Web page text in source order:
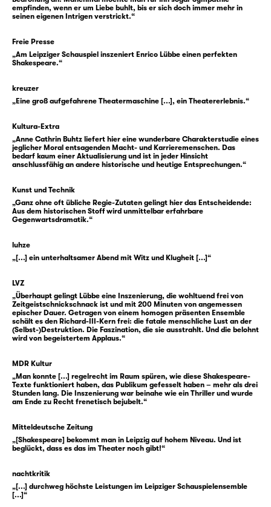
hört er schon sein Leben lang, angefangen
bei seiner eigenen Mutter. Also bleibt er im
aufzuführen: Gesellschaft als Schlacht,
Leben als Nahkampf — mit den Waffen des
Und niemand ahnt, wie gut er genau damit in
schließlich König Richard III. Gloster ist dabei
klug, er ist schnell, er ist brutal — und allein
ist er dabei nie. Denn er weiß sich immer
nur die Figuren im Stück, sondern auch uns,
das Publikum.
der Aufstieg gelingt, desto stärker wird er
konfrontiert mit einer Reihe starker
Frauenfiguren wie Lady Anne, Königin
Elisabeth, Königin Margaret oder seiner
Mutter, der Herzogin von York.
Ob Witwe oder Mutter, Ehefrau oder
zugleich —, haben sie alte und neue
Herrschaft überlebt, können erzählen vom
Verlust und vom Danach. Sie sind es, die sich
ihm in den Weg stellen. Und sie begleiten
Glosters Fall.
Nur zwei Jahre regierte Richard III., mit
dessen Tod auch die „Rosenkriege“ endeten.
William Shakespeares „Richard III“ formt vor
diesem Hintergrund ein gewaltiges Stück
empfinden, wenn er um Liebe buhlt, bis er sich doch immer mehr in
seinen eigenen Intrigen verstrickt.“
Freie Presse
„Am Leipziger Schauspiel inszeniert Enrico Lübbe einen perfekten
Shakespeare.“
kreuzer
„Eine groß aufgefahrene Theatermaschine [...], ein Theatererlebnis.“
Kultura-Extra
„Anne Cathrin Buhtz liefert hier eine wunderbare Charakterstudie eines
jeglicher Moral entsagenden Macht- und Karrieremenschen. Das
bedarf kaum einer Aktualisierung und ist in jeder Hinsicht
anschlussfähig an andere historische und heutige Entsprechungen.“
Kunst und Technik
„Ganz ohne oft übliche Regie-Zutaten gelingt hier das Entscheidende:
Aus dem historischen Stoff wird unmittelbar erfahrbare
Gegenwartsdramatik.“
luhze
„[...] ein unterhaltsamer Abend mit Witz und Klugheit [...]“
LVZ
„Überhaupt gelingt Lübbe eine Inszenierung, die wohltuend frei von
Zeitgeistschnickschnack ist und mit 200 Minuten von angemessen
epischer Dauer. Getragen von einem homogen präsenten Ensemble
schält es den Richard-III-Kern frei: die fatale menschliche Lust an der
(Selbst-)Destruktion. Die Faszination, die sie ausstrahlt. Und die belohnt
wird von begeistertem Applaus.“
MDR Kultur
„Man konnte [...] regelrecht im Raum spüren, wie diese Shakespeare-
Texte funktioniert haben, das Publikum gefesselt haben – mehr als drei
Stunden lang. Die Inszenierung war beinahe wie ein Thriller und wurde
am Ende zu Recht frenetisch bejubelt.“
Mitteldeutsche Zeitung
„[Shakespeare] bekommt man in Leipzig auf hohem Niveau. Und ist
beglückt, dass es das im Theater noch gibt!“
nachtkritik
„[...] durchweg höchste Leistungen im Leipziger Schauspielensemble
[...]“